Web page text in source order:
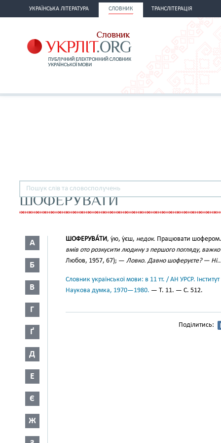
УКРАЇНСЬКА ЛІТЕРАТУРА СЛОВНИК ТРАНСЛІТЕРАЦІЯ
ШОФЕРУВАТИ
А
Б
В
Г
Ґ
Д
Е
Є
Ж
ШОФЕРУВА́ТИ, у́ю, у́єш, недок. Працювати
вмів ото розкусити людину з першого погляду,
Любов, 1957, 67); — Ловко. Давно шоферуєте? —
Словник української мови: в 11 тт. / АН УРСР.
Наукова думка, 1970—1980. — Т. 11. — С. 512.
Поділитись: